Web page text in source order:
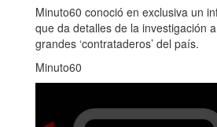
Minuto60 conoció en exclusiva un
que da detalles de la investigación
grandes ‘contrataderos’ del país.
Minuto60